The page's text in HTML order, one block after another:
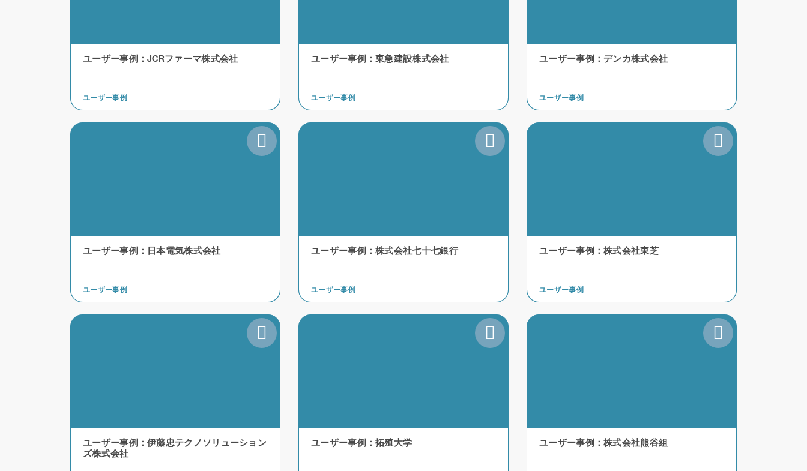
ユーザー事例：JCRファーマ株式会社
ユーザー事例
ユーザー事例：東急建設株式会社
ユーザー事例
ユーザー事例：デンカ株式会社
ユーザー事例
ユーザー事例：日本電気株式会社
ユーザー事例
ユーザー事例：株式会社七十七銀行
ユーザー事例
ユーザー事例：株式会社東芝
ユーザー事例
ユーザー事例：伊藤忠テクノソリューション
ズ株式会社
ユーザー事例：拓殖大学 ユーザー事例：株式会社熊谷組